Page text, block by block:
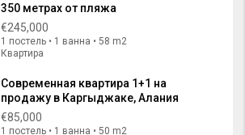
350 метрах от пляжа
€245,000
1 постель • 1 ванна • 58 m2
Квартира
Современная квартира 1+1 на
продажу в Каргыджаке, Алания
€85,000
1 постель • 1 ванна • 50 m2